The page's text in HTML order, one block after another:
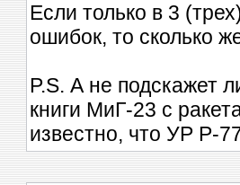
Если только в 3
ошибок, то сколько
P.S. А не подскажет
книги МиГ-23 с
известно, что УР Р-